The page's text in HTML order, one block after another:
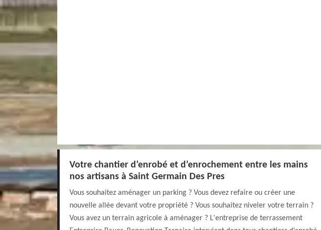
Votre chantier d’enrobé et d’enrochement entre les mains
nos artisans à Saint Germain Des Pres
Vous souhaitez aménager un parking ? Vous devez refaire ou créer une
nouvelle allée devant votre propriété ? Vous souhaitez niveler votre terrain ?
Vous avez un terrain agricole à aménager ? L'entreprise de terrassement